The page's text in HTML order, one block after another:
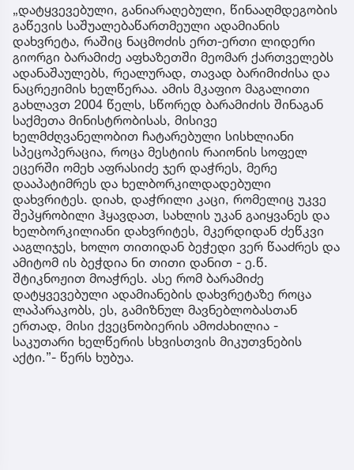
„დატყვევებული, განიარაღებული, წინააღმდეგობის
გაწევის საშუალებაწართმეული ადამიანის
დახვრეტა, რაშიც ნაცმოძის ერთ-ერთი ლიდერი
გიორგი ბარამიძე აფხაზეთში მეომარ ქართველებს
ადანაშაულებს, რეალურად, თავად ბარიმიძისა და
ნაცრეჟიმის ხელწერაა. ამის მკაფიო მაგალითი
გახლავთ 2004 წელს, სწორედ ბარამიძის შინაგან
საქმეთა მინისტრობისას, მისივე
ხელმძღვანელობით ჩატარებული სისხლიანი
სპეცოპერაცია, როცა მესტიის რაიონის სოფელ
ეცერში ომეხ აფრასიძე ჯერ დაჭრეს, მერე
დააპატიმრეს და ხელბორკილდადებული
დახვრიტეს. დიახ, დაჭრილი კაცი, რომელიც უკვე
შეპყრობილი ჰყავდათ, სახლის უკან გაიყვანეს და
ხელბორკილიანი დახვრიტეს, მკერდიდან ძეწკვი
ააგლიჯეს, ხოლო თითიდან ბეჭედი ვერ წააძრეს და
ამიტომ ის ბეჭდია ნი თითი დანით - ე.წ.
შტიკნოჟით მოაჭრეს. ასე რომ ბარამიძე
დატყვევებული ადამიანების დახვრეტაზე როცა
ლაპარაკობს, ეს, გამიზნულ მავნებლობასთან
ერთად, მისი ქვეცნობიერის ამოძახილია -
საკუთარი ხელწერის სხვისთვის მიკუთვნების
აქტი.”- წერს ხუბუა.